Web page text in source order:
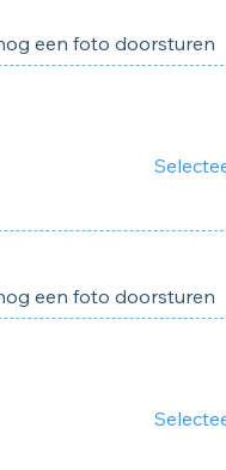
een foto doorsturen
een foto doorsturen